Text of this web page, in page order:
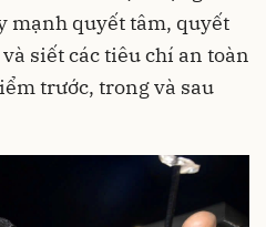
mạnh quyết tâm, quyết
siết các tiêu chí an toàn
trước, trong và sau